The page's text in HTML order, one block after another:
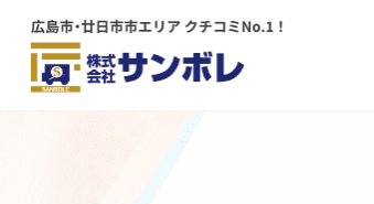
メインコンテンツにスキップする